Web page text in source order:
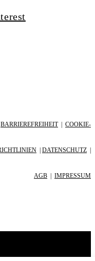
BARRIEREFREIHEIT| COOKIE-
DATENSCHUTZ
AGB IMPRESSUM